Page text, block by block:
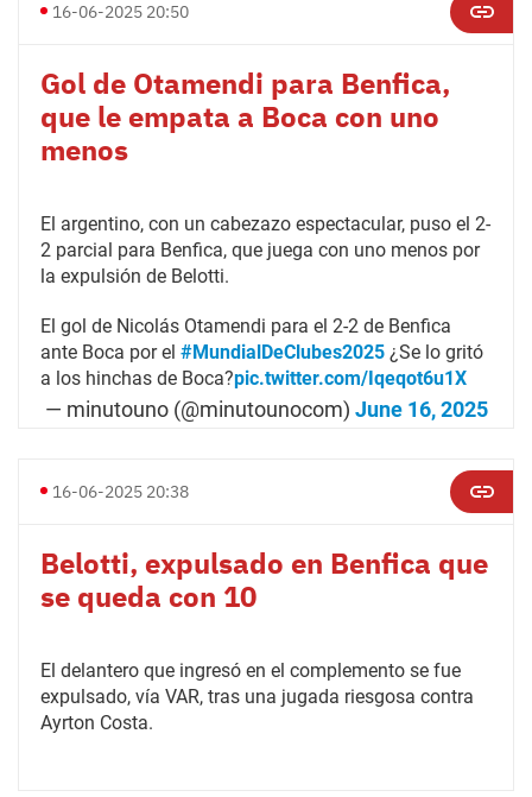
16-06-2025 20:50
Gol de Otamendi para Benfica,
que le empata a Boca con uno
menos
El argentino, con un cabezazo espectacular, puso el 2-
2 parcial para Benfica, que juega con uno menos por
la expulsión de Belotti.
El gol de Nicolás Otamendi para el 2-2 de Benfica
ante Boca por el #MundialDeClubes2025 ¿Se lo gritó
a los hinchas de Boca?pic.twitter.com/Iqeqot6u1X
— minutouno (@minutounocom) June 16, 2025
16-06-2025 20:38
Belotti, expulsado en Benfica que
se queda con 10
El delantero que ingresó en el complemento se fue
expulsado, vía VAR, tras una jugada riesgosa contra
Ayrton Costa.